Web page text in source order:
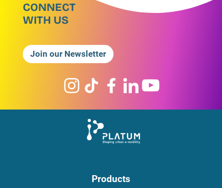
CONNECT
WITH US
Join our Newsletter
Products